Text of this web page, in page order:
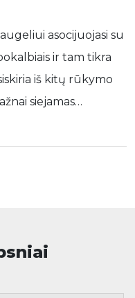
asocijuojasi su
ir tam tikra
iš kitų rūkymo
siejamas…